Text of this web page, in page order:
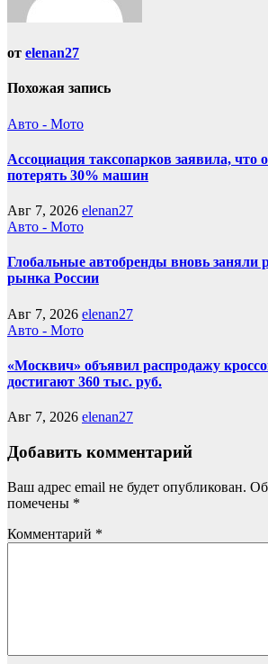
от elenan27
Похожая запись
Авто - Мото
Ассоциация таксопарков заявила, что
потерять 30% машин
Авг 7, 2026 elenan27
Авто - Мото
Глобальные автобренды вновь заняли
рынка России
Авг 7, 2026 elenan27
Авто - Мото
«Москвич» объявил распродажу
достигают 360 тыс. руб.
Авг 7, 2026 elenan27
Добавить комментарий
Ваш адрес email не будет опубликован.
помечены *
Комментарий *